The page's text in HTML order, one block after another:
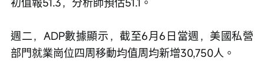
週二，ADP數據顯示，截至6月6日當週，美國私營
部門就業崗位四周移動均值周均新增30,750人。